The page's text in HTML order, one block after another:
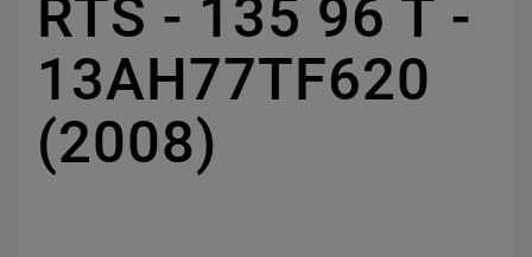
RTS - 135 96 T -
13AH77TF620
(2008)